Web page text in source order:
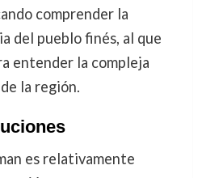
comprender la
del pueblo finés, al que
entender la compleja
la región.
es relativamente